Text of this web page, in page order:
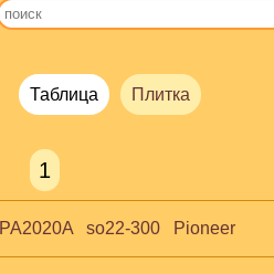
Таблица Плитка
1
PA2020A   so22-300   Pioneer